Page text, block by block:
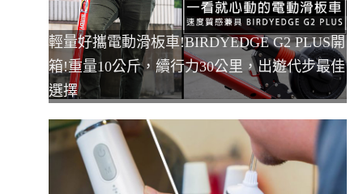
輕量好攜電動滑板車!BIRDYEDGE G2 PLUS開
箱!重量10公斤，續行力30公里，出遊代步最佳
選擇